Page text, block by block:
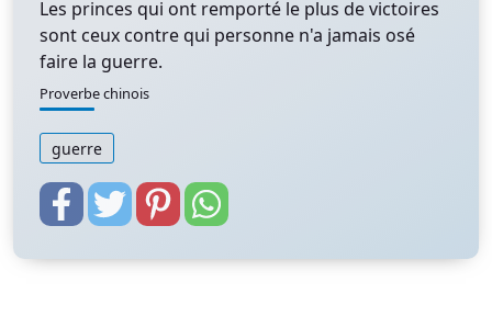
Les princes qui ont remporté le plus de victoires
sont ceux contre qui personne n'a jamais osé
faire la guerre.
Proverbe chinois
guerre